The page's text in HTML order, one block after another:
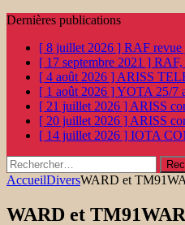
Dernières publications
[ 8 juillet 2026 ] RAF revue
[ 17 septembre 2021 ] RAF,
[ 4 août 2026 ] ARISS
[ 1 août 2026 ]YOTA 25/7
[ 21 juillet 2026 ] ARISS
[ 20 juillet 2026 ] ARISS
[ 14 juillet 2026 ] IOTA
Rechercher :
AccueilDiversWARD et
WARD et